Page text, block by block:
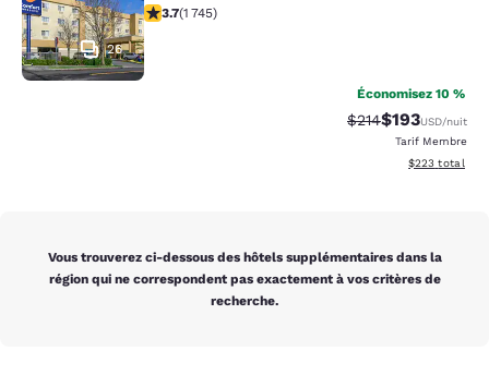
26
3.74 étoiles. Bien. 1745 commentaires
3.7(1 745)
Économisez 10 %
Tarif barré :
$214Tarif réduit :
$193USD/nuit
Tarif Membre
Afficher les
$223 total
Vous trouverez ci-dessous des hôtels supplémentaires dans la
région qui ne correspondent pas exactement à vos critères de
recherche.